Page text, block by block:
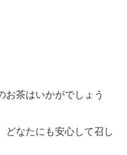
お茶はいかがでしょう
どなたにも安心して召し